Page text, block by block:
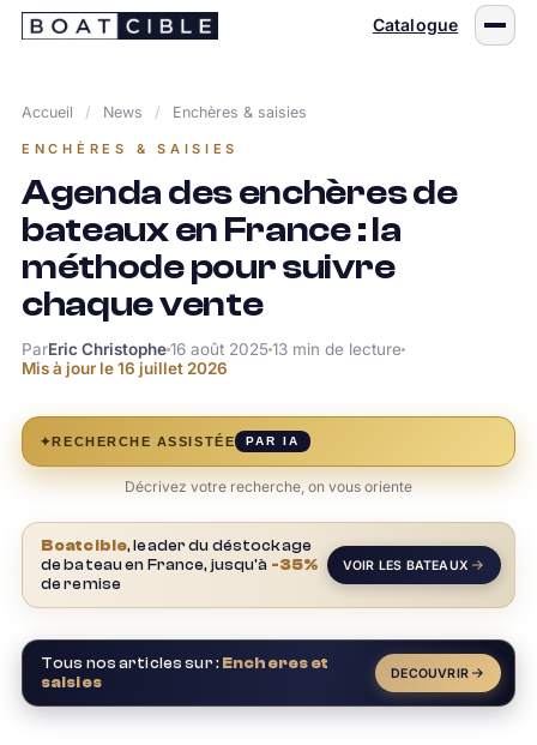
Passer
Catalogue
Accueil / News / Enchères & saisies
ENCHÈRES & SAISIES
Agenda des enchères de
bateaux en France : la
méthode pour suivre
chaque vente
ParEric Christophe16 août 2025 13 min de lecture
Mis à jour le16 juillet 2026
✦RECHERCHE ASSISTÉE PAR IA
Décrivez votre recherche, on vous oriente
Boatcible, leader du déstockage
de bateau en France, jusqu'à -35%
de remise
VOIR LES BATEAUX
Tous nos articles sur : Encheres et
saisies
DECOUVRIR